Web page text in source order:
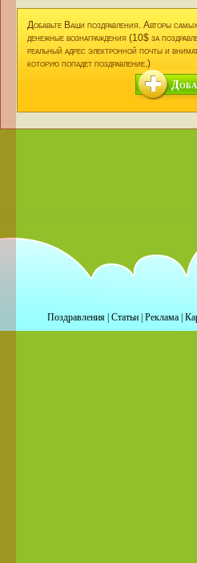
Добавьте Ваши поздравления. Авторы
денежные вознаграждения (10$ за
реальный адрес электронной почты и
которую попадет поздравление.)
Поздравления| Статьи| Реклама|